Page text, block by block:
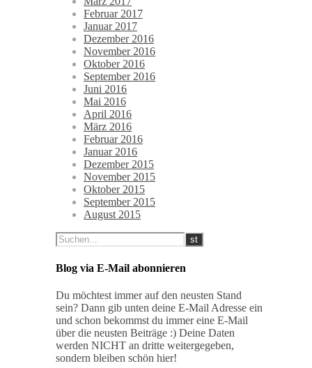
Februar 2017
Januar 2017
Dezember 2016
November 2016
Oktober 2016
September 2016
Juni 2016
Mai 2016
April 2016
März 2016
Februar 2016
Januar 2016
Dezember 2015
November 2015
Oktober 2015
September 2015
August 2015
Blog via E-Mail abonnieren
Du möchtest immer auf den neusten Stand
sein? Dann gib unten deine E-Mail Adresse ein
und schon bekommst du immer eine E-Mail
über die neusten Beiträge :) Deine Daten
werden NICHT an dritte weitergegeben,
sondern bleiben schön hier!